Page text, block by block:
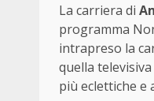
La carriera di
programma
intrapreso la
quella
più eclettiche e